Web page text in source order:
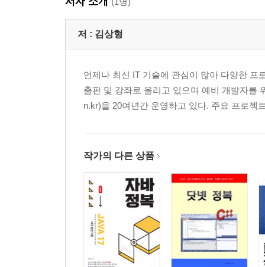
있다.
__24.1 속성 애니메이션
26장. CP
SQLite 데이터베이스에 정보를 영구적으로 저
대해서도 연구해 본다.
__26.1 SQLite
__26.2 CP
저 : 김상형
언제나 최신 IT 기술에 관심이 많아 다양한 프
출판 및 강좌로 올리고 있으며 예비 개발자를
n.kr)을 20여년간 운영하고 있다. 주요 프로젝
작가의 다른 상품